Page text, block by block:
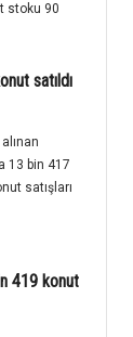
stoku 90
satıldı
13 bin 417
satışları
419 konut